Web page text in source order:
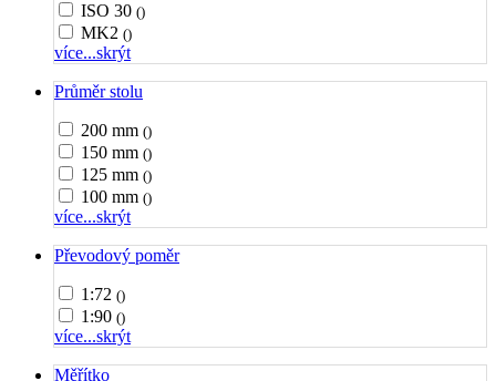
ISO 30 ()
MK2 ()
více...skrýt
Průměr stolu
200 mm ()
150 mm ()
125 mm ()
100 mm ()
více...skrýt
Převodový poměr
1:72 ()
1:90 ()
více...skrýt
Měřítko